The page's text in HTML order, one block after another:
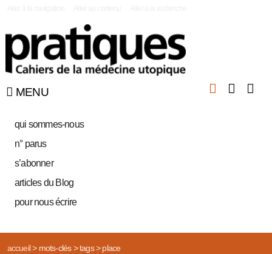
MENU
qui sommes-nous
n° parus
s’abonner
articles du Blog
pour nous écrire
accueil> mots-clés> tags> place